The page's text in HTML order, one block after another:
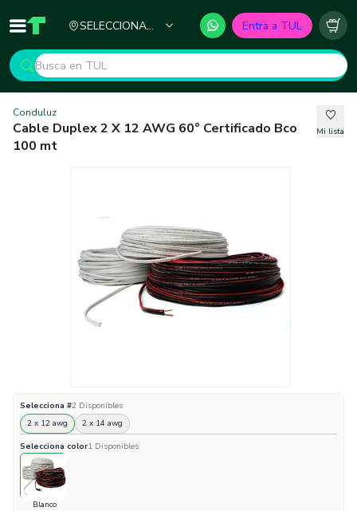
Inicio TUL - Tu Marketplace de Construcción
SELECCIONA
Entra a TUL
Conduluz
Cable Duplex 2 X 12 AWG 60° Certificado Bco
100 mt
Mi lista
Selecciona #2 Disponibles
2 x 12 awg
2 x 14 awg
Selecciona color1 Disponibles
Blanco